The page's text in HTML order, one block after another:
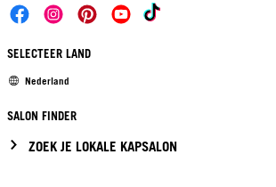
SELECTEER LAND
Nederland
SALON FINDER
ZOEK JE LOKALE KAPSALON